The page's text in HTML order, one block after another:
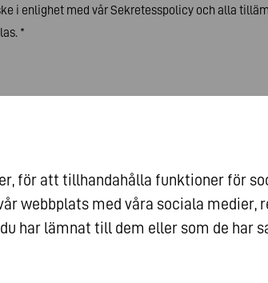
i enlighet med vårSekretesspolicy och alla
*
för att tillhandahålla funktioner för
webbplats med våra sociala medier,
har lämnat till dem eller som de har